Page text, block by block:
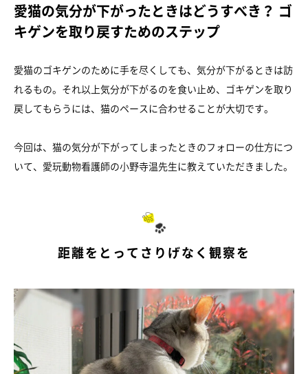
愛猫の気分が下がったときはどうすべき？ ゴ
キゲンを取り戻すためのステップ
愛猫のゴキゲンのために手を尽くしても、気分が下がるときは訪
れるもの。それ以上気分が下がるのを食い止め、ゴキゲンを取り
戻してもらうには、猫のペースに合わせることが大切です。
今回は、猫の気分が下がってしまったときのフォローの仕方につ
いて、愛玩動物看護師の小野寺温先生に教えていただきました。
距離をとってさりげなく観察を